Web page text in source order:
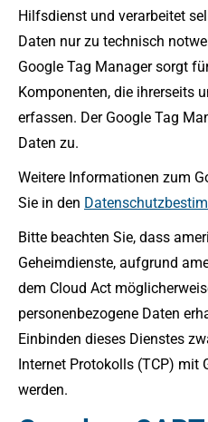
Hilfsdienst und verarbeitet
Daten nur zu technisch
Google Tag Manager sorgt
Komponenten, die ihrerseits
erfassen. Der Google Tag
Daten zu.
Weitere Informationen zum
Sie in den
Bitte beachten Sie, dass
Geheimdienste, aufgrund
dem Cloud Act
personenbezogene Daten
Einbinden dieses Dienstes
Internet Protokolls (TCP) mit
werden.